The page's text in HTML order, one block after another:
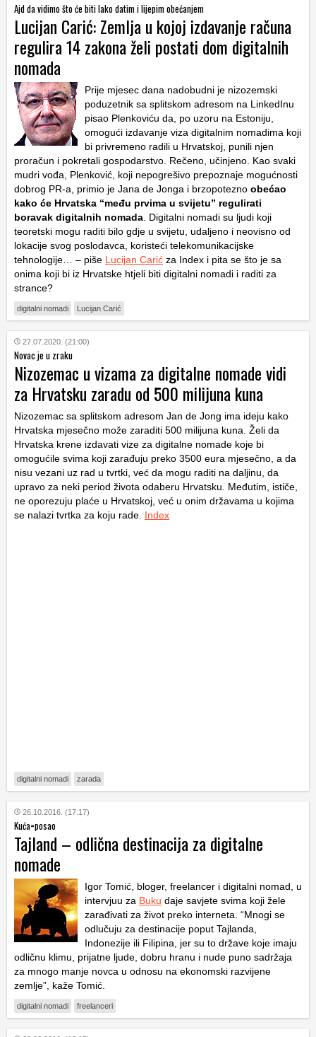
Ajd da vidimo što će biti lako datim i lijepim obećanjem
Lucijan Carić: Zemlja u kojoj izdavanje računa
regulira 14 zakona želi postati dom digitalnih
nomada
Prije mjesec dana nadobudni je nizozemski
poduzetnik sa splitskom adresom na LinkedInu
pisao Plenkoviću da, po uzoru na Estoniju,
omogući izdavanje viza digitalnim nomadima koji
bi privremeno radili u Hrvatskoj, punili njen
proračun i pokretali gospodarstvo. Rečeno, učinjeno. Kao svaki
mudri vođa, Plenković, koji nepogrešivo prepoznaje mogućnosti
dobrog PR-a, primio je Jana de Jonga i brzopotezno obećao
kako će Hrvatska “među prvima u svijetu” regulirati
boravak digitalnih nomada . Digitalni nomadi su ljudi koji
teoretski mogu raditi bilo gdje u svijetu, udaljeno i neovisno od
lokacije svog poslodavca, koristeći telekomunikacijske
tehnologije… – piše Lucijan Carić za Index i pita se što je sa
onima koji bi iz Hrvatske htjeli biti digitalni nomadi i raditi za
strance?
digitalni nomadi Lucijan Carić
27.07.2020. (21:00)
Novac je u zraku
Nizozemac u vizama za digitalne nomade vidi
za Hrvatsku zaradu od 500 milijuna kuna
Nizozemac sa splitskom adresom Jan de Jong ima ideju kako
Hrvatska mjesečno može zaraditi 500 milijuna kuna. Želi da
Hrvatska krene izdavati vize za digitalne nomade koje bi
omogućile svima koji zarađuju preko 3500 eura mjesečno, a da
nisu vezani uz rad u tvrtki, već da mogu raditi na daljinu, da
upravo za neki period života odaberu Hrvatsku. Međutim, ističe,
ne oporezuju plaće u Hrvatskoj, već u onim državama u kojima
se nalazi tvrtka za koju rade. Index
digitalni nomadi zarada
26.10.2016. (17:17)
Kuća=posao
Tajland – odlična destinacija za digitalne
nomade
Igor Tomić, bloger, freelancer i digitalni nomad, u
intervjuu za Buku daje savjete svima koji žele
zarađivati za život preko interneta. “Mnogi se
odlučuju za destinacije poput Tajlanda,
Indonezije ili Filipina, jer su to države koje imaju
odličnu klimu, prijatne ljude, dobru hranu i nude puno sadržaja
za mnogo manje novca u odnosu na ekonomski razvijene
zemlje”, kaže Tomić.
digitalni nomadi freelanceri